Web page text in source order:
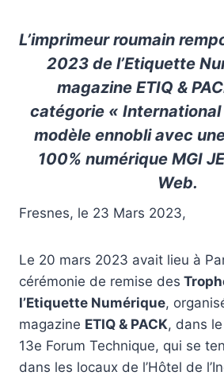
L’imprimeur roumain
2023 de l’Etiquette
magazine ETIQ &
catégorie « International
modèle ennobli avec
100% numérique MGI
Web.
Fresnes, le 23 Mars 2023,
Le 20 mars 2023 avait lieu à
cérémonie de remise des
l’Etiquette Numérique,
magazine ETIQ & PACK, dans
13e Forum Technique, qui se
dans les locaux de l’Hôtel de